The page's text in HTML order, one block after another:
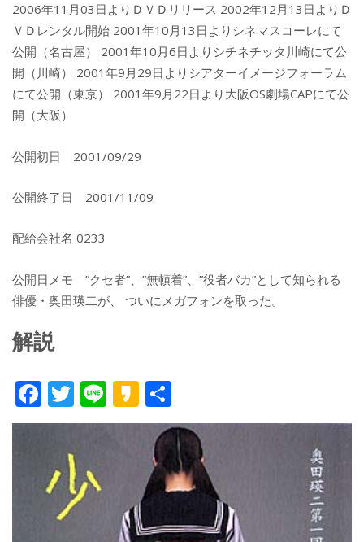
2006年11月03日よりＤＶＤリリース 2002年12月13日よりＤ
ＶＤレンタル開始 2001年10月13日よりシネマスコーレにて
公開（名古屋） 2001年10月6日よりシチネチッタ川崎にて公
開（川崎） 2001年9月29日よりシアターイメージフォーラム
にて公開（東京） 2001年9月22日より大阪OS劇場CAPにて公
開（大阪）
公開初日 2001/09/29
公開終了日 2001/11/09
配給会社名 0233
公開日メモ ”クセ者”、”無頓着”、”役者バカ”として知られる
俳優・奥田瑛二が、 ついにメガフォンを取った。
解説
F
ac
b
o
o
T
w
itt
er
Li
n
K
a
a
o
有